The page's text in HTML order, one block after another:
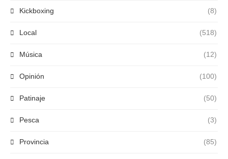
Kickboxing (8)
Local (518)
Música (12)
Opinión (100)
Patinaje (50)
Pesca (3)
Provincia (85)